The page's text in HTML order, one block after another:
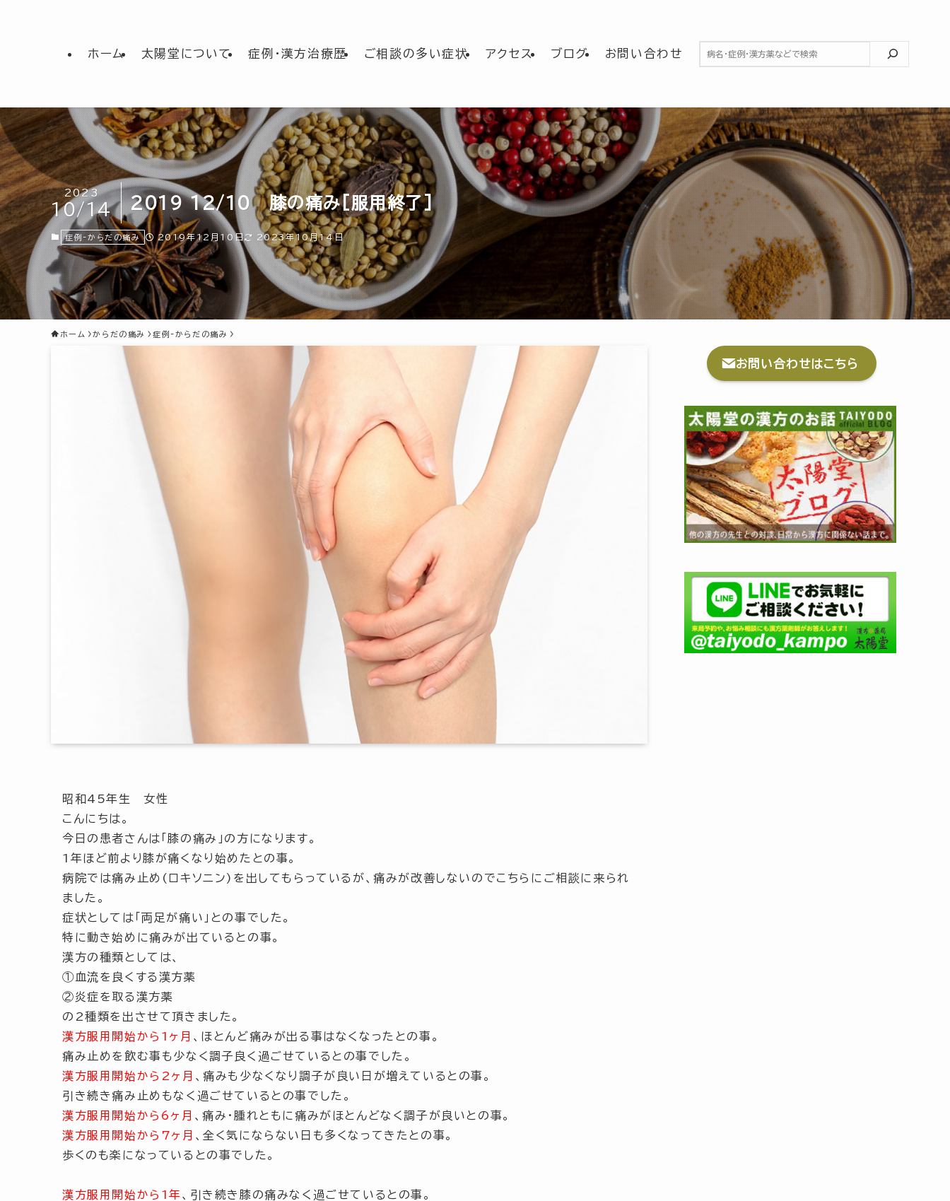
ホーム 太陽堂について 症例・漢方治療歴 ご相談の多い症状 アクセス ブログ お問い合わせ 検索
2019 12/10 膝の痛み[服用終了]
2023
10/14
症例-からだの痛み 2019年12月10日 2023年10月14日
ホーム からだの痛み 症例-からだの痛み
昭和45年生 女性
こんにちは。
今日の患者さんは「膝の痛み」の方になります。
1年ほど前より膝が痛くなり始めたとの事。
病院では痛み止め(ロキソニン)を出してもらっているが、痛みが改善しないのでこちらにご相談に来られ
ました。
症状としては
「両足が痛い」 との事でした。
特に動き始め に痛みが出ているとの事。
漢方の種類としては、
①血流を良くする漢方薬
②炎症を取る漢方薬
の2種類を出させて頂きました。
漢方服用開始から1ヶ月 、ほとんど痛みが出る事はなくなったとの事。
痛み止めを飲む事も少なく調子良く過ごせているとの事でした。
漢方服用開始から2ヶ月 、痛みも少なくなり調子が良い日が増えているとの事。
引き続き痛み止めもなく過ごせているとの事でした。
漢方服用開始から6ヶ月 、痛み・腫れともに痛みがほとんどなく調子が良いとの事。
漢方服用開始から7ヶ月 、全く気にならない日も多くなってきたとの事。
歩くのも楽になっているとの事でした。
漢方服用開始から1年、引き続き膝の痛みなく過ごせているとの事。
お問い合わせはこちら